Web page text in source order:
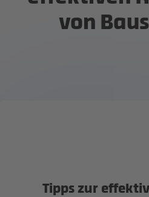
News
von
Tipps zur